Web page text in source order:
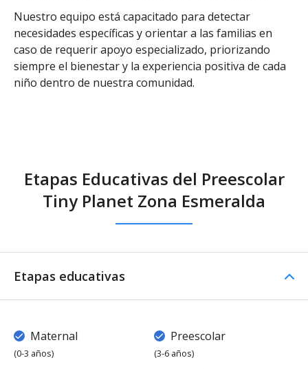
Nuestro equipo está capacitado para detectar
necesidades específicas y orientar a las familias en
caso de requerir apoyo especializado, priorizando
siempre el bienestar y la experiencia positiva de cada
niño dentro de nuestra comunidad.
Etapas Educativas del Preescolar
Tiny Planet Zona Esmeralda
Etapas educativas
Maternal
(0-3 años)
Preescolar
(3-6 años)